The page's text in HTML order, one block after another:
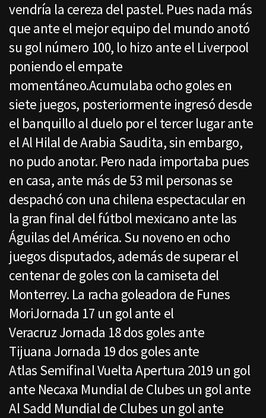
vendría la cereza del pastel. Pues nada más
que ante el mejor equipo del mundo anotó
su gol número 100, lo hizo ante el Liverpool
poniendo el empate
momentáneo.Acumulaba ocho goles en
siete juegos, posteriormente ingresó desde
el banquillo al duelo por el tercer lugar ante
el Al Hilal de Arabia Saudita, sin embargo,
no pudo anotar. Pero nada importaba pues
en casa, ante más de 53 mil personas se
despachó con una chilena espectacular en
la gran final del fútbol mexicano ante las
Águilas del América. Su noveno en ocho
juegos disputados, además de superar el
centenar de goles con la camiseta del
Monterrey. La racha goleadora de Funes
MoriJornada 17 un gol ante el
Veracruz Jornada 18 dos goles ante
Tijuana Jornada 19 dos goles ante
Atlas Semifinal Vuelta Apertura 2019 un gol
ante Necaxa Mundial de Clubes un gol ante
Al Sadd Mundial de Clubes un gol ante